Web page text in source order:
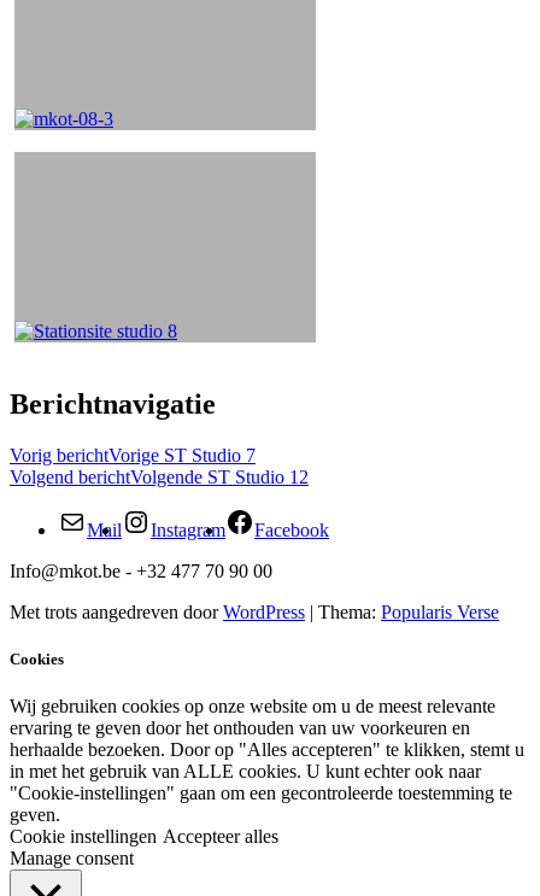
Berichtnavigatie
Vorig berichtVorige ST Studio 7
Volgend berichtVolgende ST Studio 12
Mail Instagram
Facebook
Info@mkot.be - +32 477 70 90 00
Met trots aangedreven doorWordPress | Thema: Popularis Verse
Cookies
Wij gebruiken cookies op onze website om u de meest relevante
ervaring te geven door het onthouden van uw voorkeuren en
herhaalde bezoeken. Door op "Alles accepteren" te klikken, stemt u
in met het gebruik van ALLE cookies. U kunt echter ook naar
"Cookie-instellingen" gaan om een gecontroleerde toestemming te
geven.
Cookie instellingen Accepteer alles
Manage consent